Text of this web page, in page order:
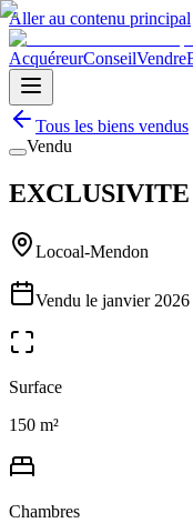
Aller au contenu principal
AcquéreurConseilVendre
Tous les biens vendus
Vendu
EXCLUSIVITE
Locoal-Mendon
Vendu le janvier 2026
Surface
150 m²
Chambres